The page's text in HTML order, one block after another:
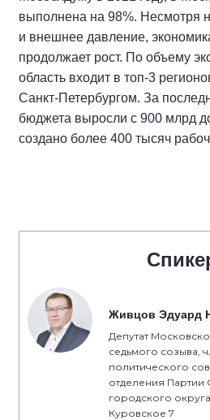
выполнена на 98%. Несмотря
и внешнее давление,
продолжает рост. По объему
область входит в топ-3
Санкт-Петербургом. За
бюджета выросли с 900 млрд
создано более 400 тысяч
Живцов Эдуард
Депутат
седьмого созыва,
политического
отделения Партии
городского
Куровское 7